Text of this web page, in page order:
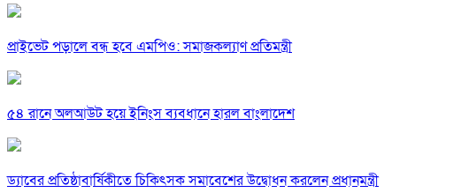
প্রাইভেট পড়ালে বন্ধ হবে এমপিও: সমাজকল্যাণ প্রতিমন্ত্রী
৫৪ রানে অলআউট হয়ে ইনিংস ব্যবধানে হারল বাংলাদেশ
ড্যাবের প্রতিষ্ঠাবার্ষিকীতে চিকিৎসক সমাবেশের উদ্বোধন করলেন প্রধানমন্ত্রী